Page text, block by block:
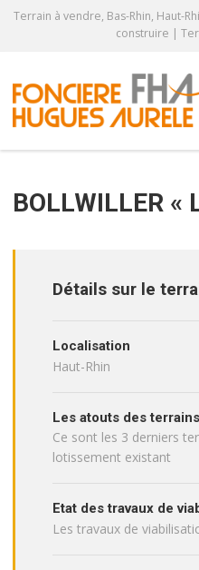
Terrain à vendre, Bas-Rhin, Haut-
construire |
BOLLWILLER
Détails sur le
Localisation
Haut-Rhin
Les atouts des terrains
Ce sont les 3 derniers
lotissement existant
Etat des travaux de
Les travaux de